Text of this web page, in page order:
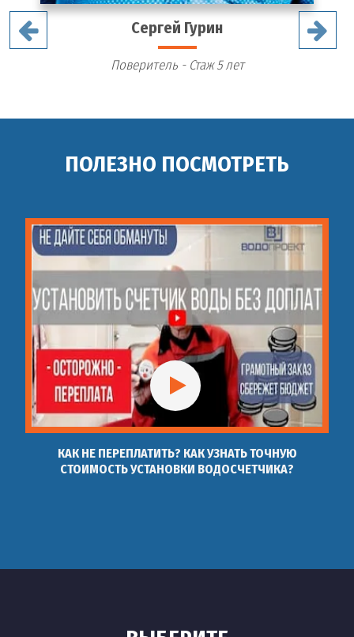
Сергей Гурин
Поверитель - Стаж 5 лет
ПОЛЕЗНО ПОСМОТРЕТЬ
КАК НЕ ПЕРЕПЛАТИТЬ? КАК УЗНАТЬ ТОЧНУЮ
СТОИМОСТЬ УСТАНОВКИ ВОДОСЧЕТЧИКА?